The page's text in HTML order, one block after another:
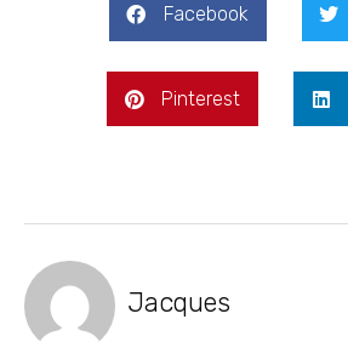
Facebook
Pinterest
Jacques